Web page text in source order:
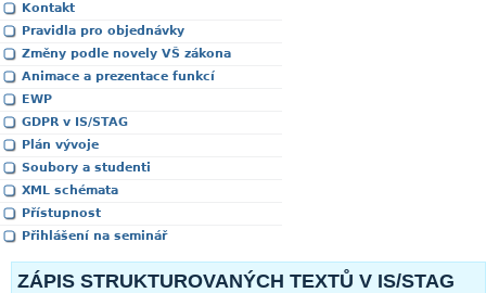
Kontakt
Pravidla pro objednávky
Změny podle novely VŠ zákona
Animace a prezentace funkcí
EWP
GDPR v IS/STAG
Plán vývoje
Soubory a studenti
XML schémata
Přístupnost
Přihlášení na seminář
ZÁPIS STRUKTUROVANÝCH TEXTŮ V IS/STAG